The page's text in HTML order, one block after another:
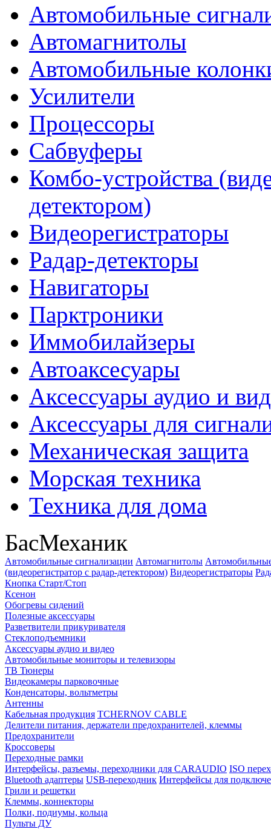
Автомобильные
Автомагнитолы
Автомобильные
Усилители
Процессоры
Сабвуферы
Комбо-устройства
детектором)
Видеорегистраторы
Радар-детекторы
Навигаторы
Парктроники
Иммобилайзеры
Автоаксесуары
Аксессуары аудио и
Аксессуары для
Механическая защита
Морская техника
Техника для дома
БасМеханик
Автомобильные сигнализации Автомагнитолы
(видеорегистратор с радар-детектором) Видеорегистраторы
Кнопка Старт/Стоп
Ксенон
Обогревы сидений
Полезные аксессуары
Разветвители прикуривателя
Стеклоподъемники
Аксессуары аудио и видео
Автомобильные мониторы и телевизоры
ТВ Тюнеры
Видеокамеры парковочные
Конденсаторы, вольтметры
Антенны
Кабельная продукция TCHERNOV CABLE
Делители питания, держатели предохранителей, клеммы
Предохранители
Кроссоверы
Переходные рамки
Интерфейсы, разъемы, переходники для CARAUDIO ISO
Bluetooth адаптеры USB-переходник Интерфейсы для
Грили и решетки
Клеммы, коннекторы
Полки, подиумы, кольца
Пульты ДУ